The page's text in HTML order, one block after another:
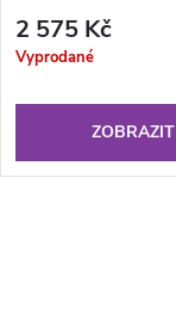
2 575 Kč
Vyprodané
ZOBRAZIT